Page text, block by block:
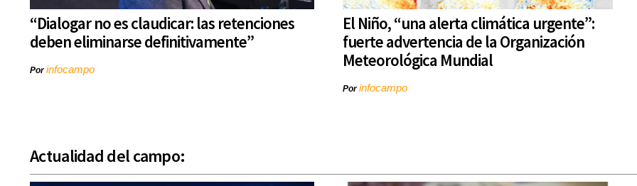
“Dialogar no es claudicar: las retenciones
deben eliminarse definitivamente”
Porinfocampo
El Niño, “una alerta climática urgente”:
fuerte advertencia de la Organización
Meteorológica Mundial
Porinfocampo
Actualidad del campo: